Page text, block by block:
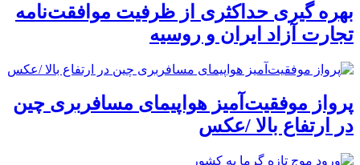
بهره گیری حداکثری از ظرفیت موافقت‌نامه
تجارت آزاد ایران و روسیه
پرواز موفقیت‌آمیز هواپیمای مسافربری چین
در ارتفاع بالا /عکس